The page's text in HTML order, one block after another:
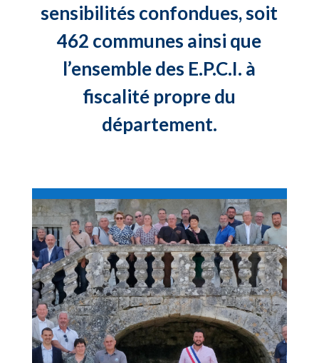
sensibilités confondues, soit
462 communes ainsi que
l’ensemble des E.P.C.I. à
fiscalité propre du
département.